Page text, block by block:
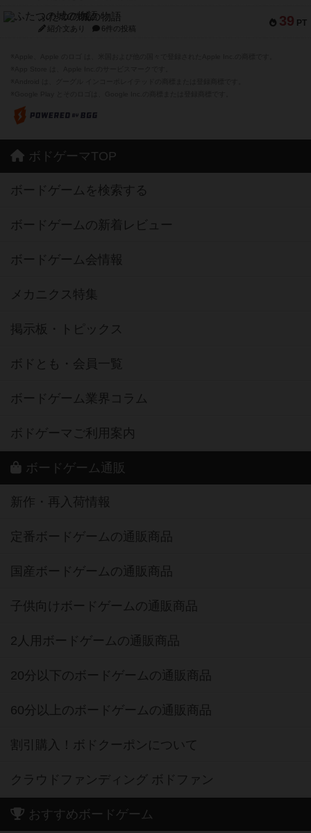
39 PT
ふたつの城の物語
紹介文あり 6件の投稿
ボドゲーマTOP
ボードゲームを検索する
ボードゲームの新着レビュー
ボードゲーム会情報
メカニクス特集
掲示板・トピックス
ボドとも・会員一覧
ボードゲーム業界コラム
ボドゲーマご利用案内
ボードゲーム通販
新作・再入荷情報
定番ボードゲームの通販商品
国産ボードゲームの通販商品
子供向けボードゲームの通販商品
2人用ボードゲームの通販商品
20分以下のボードゲームの通販商品
60分以上のボードゲームの通販商品
割引購入！ボドクーポンについて
クラウドファンディング ボドファン
おすすめボードゲーム